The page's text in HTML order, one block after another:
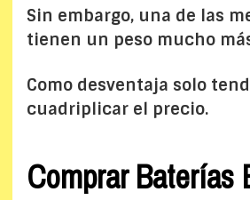
Sin embargo, una de las
tienen un peso mucho
Como desventaja solo
cuadriplicar el precio.
Comprar Baterías